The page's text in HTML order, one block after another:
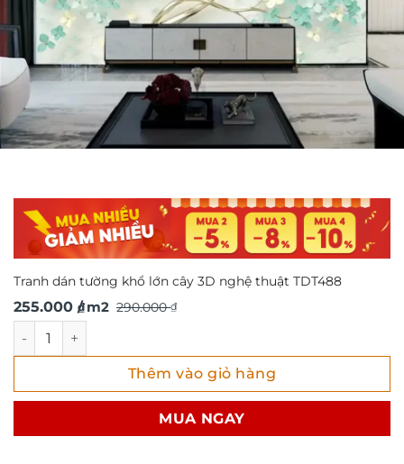
Tranh dán tường khổ lớn cây 3D nghệ thuật TDT488
290.000₫
Giá
là:
290.000 ₫.
255.000 ₫
Giá
tại
là:
/ m2
Tranh dán tường khổ lớn cây 3D nghệ thuật TDT488 số
Thêm vào giỏ hàng
MUA NGAY